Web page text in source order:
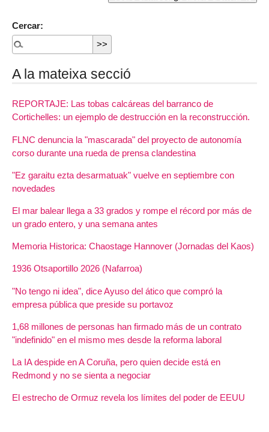
Cercar:
A la mateixa secció
REPORTAJE: Las tobas calcáreas del barranco de
Cortichelles: un ejemplo de destrucción en la reconstrucción.
FLNC denuncia la "mascarada" del proyecto de autonomía
corso durante una rueda de prensa clandestina
"Ez garaitu ezta desarmatuak" vuelve en septiembre con
novedades
El mar balear llega a 33 grados y rompe el récord por más de
un grado entero, y una semana antes
Memoria Historica: Chaostage Hannover (Jornadas del Kaos)
1936 Otsaportillo 2026 (Nafarroa)
"No tengo ni idea", dice Ayuso del ático que compró la
empresa pública que preside su portavoz
1,68 millones de personas han firmado más de un contrato
"indefinido" en el mismo mes desde la reforma laboral
La IA despide en A Coruña, pero quien decide está en
Redmond y no se sienta a negociar
El estrecho de Ormuz revela los límites del poder de EEUU